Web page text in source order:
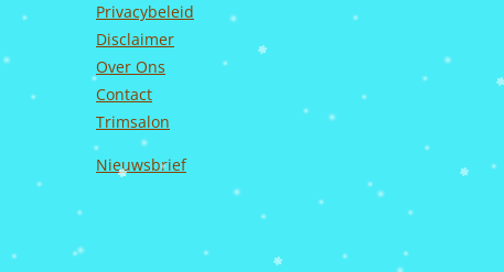
Privacybeleid
Disclaimer
Over Ons
Contact
Trimsalon
Nieuwsbrief